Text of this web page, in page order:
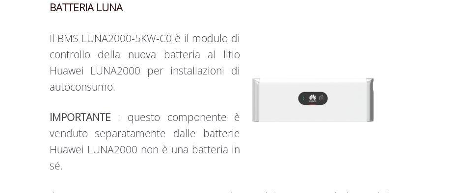
BATTERIA LUNA
Il BMS LUNA2000-5KW-C0 è il modulo di
controllo della nuova batteria al litio
Huawei LUNA2000 per installazioni di
autoconsumo.
IMPORTANTE: questo componente è
venduto separatamente dalle batterie
Huawei LUNA2000 non è una batteria in
sé.